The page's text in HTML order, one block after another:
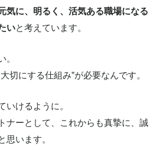
気に、明るく、活気ある職場になる
いと考えています。
。
切にする仕組み”が必要なんです。
いけるように。
ナーとして、これからも真摯に、誠
思います。